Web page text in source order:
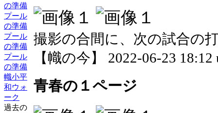
の準備
プール
の準備
プール
の準備
プール
の準備
幟小平
和ウォ
ーク
過去の
撮影の合間に、次の試合の
【幟の今】 2022-06-23 18:12
青春の１ページ